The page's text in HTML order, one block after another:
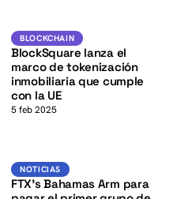
Blockchain
BLOCKCHAIN
BlockSquare lanza el
marco de tokenización
inmobiliaria que cumple
con la UE
5 feb 2025
Noticias
NOTICIAS
FTX’s Bahamas Arm para